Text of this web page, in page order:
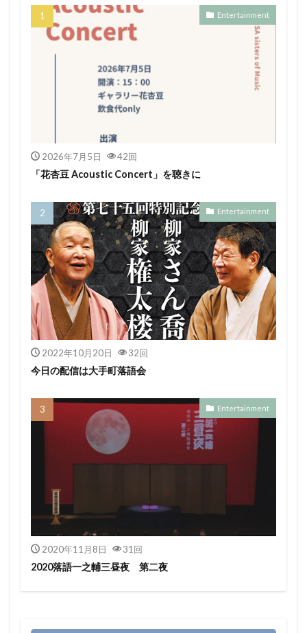
Entertainment
2026年7月5日 42回
「花杏豆 Acoustic Concert」を聴きに
Entertainment
2022年10月20日 32回
今日の配信は大手町落語会
Entertainment
2020年11月8日 31回
2020落語一之輔三昼夜 第二夜